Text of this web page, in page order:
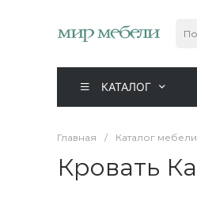
КАТАЛОГ
Главная / Каталог мебели
Кровать